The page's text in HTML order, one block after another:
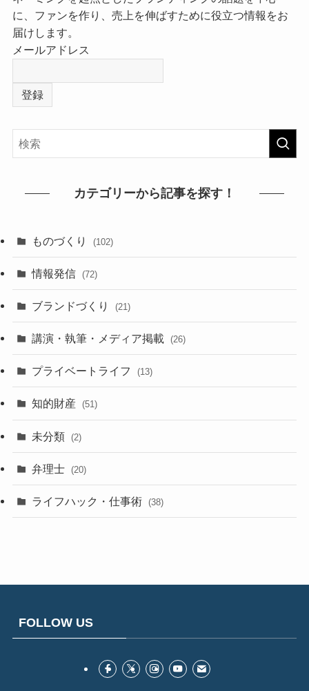
に、ファンを作り、売上を伸ばすために役立つ情報をお
届けします。
メールアドレス
カテゴリーから記事を探す！
ものづくり (102)
情報発信 (72)
ブランドづくり (21)
講演・執筆・メディア掲載 (26)
プライベートライフ (13)
知的財産 (51)
未分類 (2)
弁理士 (20)
ライフハック・仕事術 (38)
FOLLOW US